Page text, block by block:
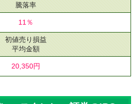
騰落率
11％
初値売り損益
平均金額
20,350円